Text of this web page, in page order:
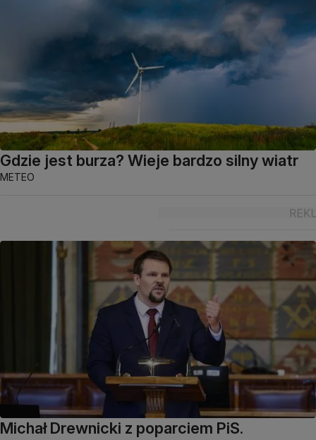
Gdzie jest burza? Wieje bardzo silny wiatr
METEO
Michał Drewnicki z poparciem PiS.